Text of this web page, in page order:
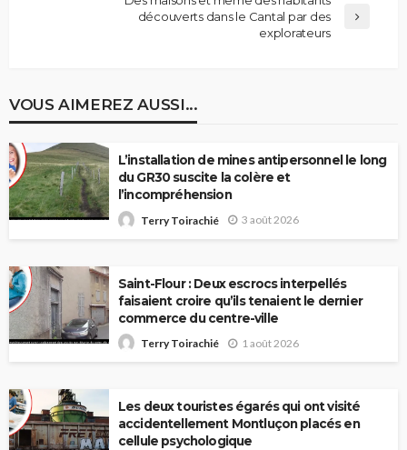
découverts dans le Cantal par des
explorateurs
VOUS AIMEREZ AUSSI...
L’installation de mines antipersonnel le long
du GR30 suscite la colère et
l’incompréhension
Terry Toirachié 3 août 2026
Saint-Flour : Deux escrocs interpellés
faisaient croire qu’ils tenaient le dernier
commerce du centre-ville
Terry Toirachié 1 août 2026
Les deux touristes égarés qui ont visité
accidentellement Montluçon placés en
cellule psychologique